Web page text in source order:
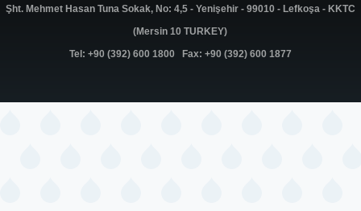
Şht. Mehmet Hasan Tuna Sokak, No: 4,5 - Yenişehir - 99010 - Lefkoşa - KKTC
(Mersin 10 TURKEY)
Tel: +90 (392) 600 1800 Fax: +90 (392) 600 1877